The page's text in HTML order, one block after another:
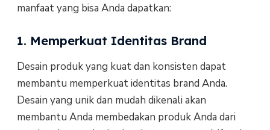
manfaat yang bisa Anda dapatkan:
1. Memperkuat Identitas Brand
Desain produk yang kuat dan konsisten dapat
membantu memperkuat identitas brand Anda.
Desain yang unik dan mudah dikenali akan
membantu Anda membedakan produk Anda dari